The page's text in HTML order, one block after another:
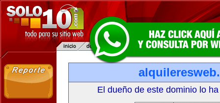
El dueño de este dominio lo